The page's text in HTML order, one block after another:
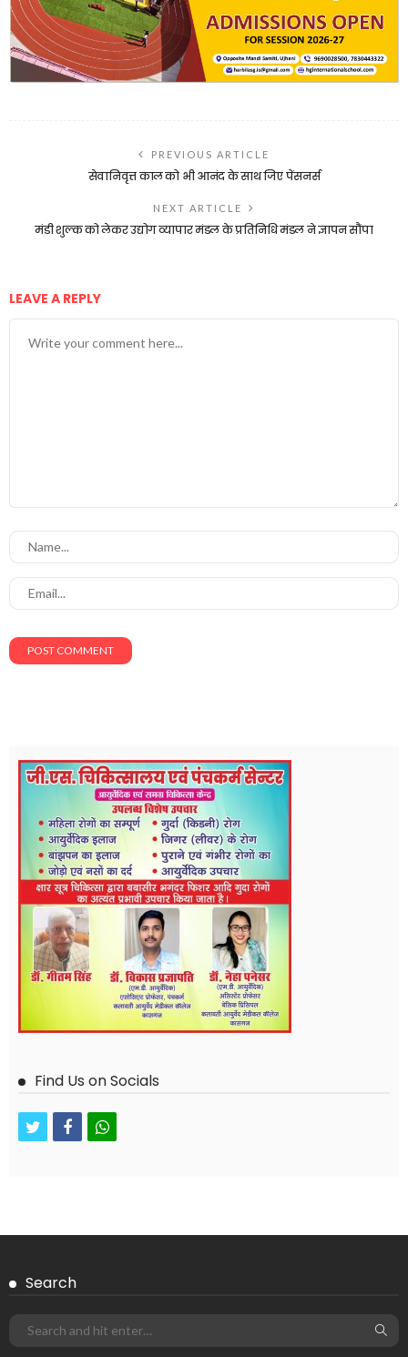
PREVIOUS ARTICLE
सेवानिवृत्त काल को भी आनंद के साथ जिए पेंसनर्स
NEXT ARTICLE
मंडी शुल्क को लेकर उद्योग व्यापार मंडल के प्रतिनिधि मंडल ने ज्ञापन सौंपा
LEAVE A REPLY
Find Us on Socials
twitterfacebookwhatsapp
Search